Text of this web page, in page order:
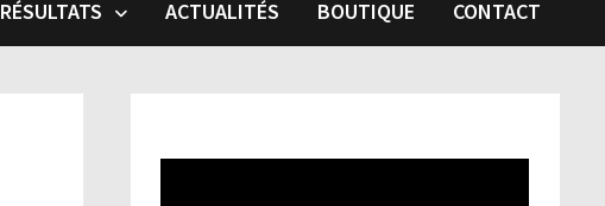
RÉSULTATS ACTUALITÉS BOUTIQUE CONTACT